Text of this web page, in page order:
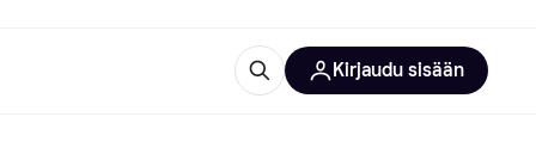
Kirjaudu sisään